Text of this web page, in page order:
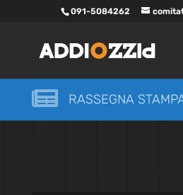
091-5084262
 RASSEGNA